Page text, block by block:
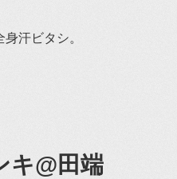
汗ビタシ。
キ@田端